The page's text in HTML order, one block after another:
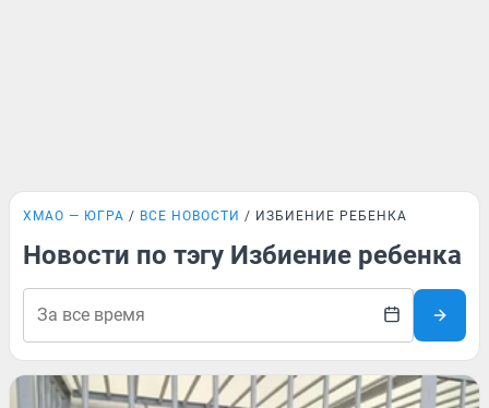
ХМАО — ЮГРА ВСЕ НОВОСТИ ИЗБИЕНИЕ РЕБЕНКА
Новости по тэгу Избиение ребенка